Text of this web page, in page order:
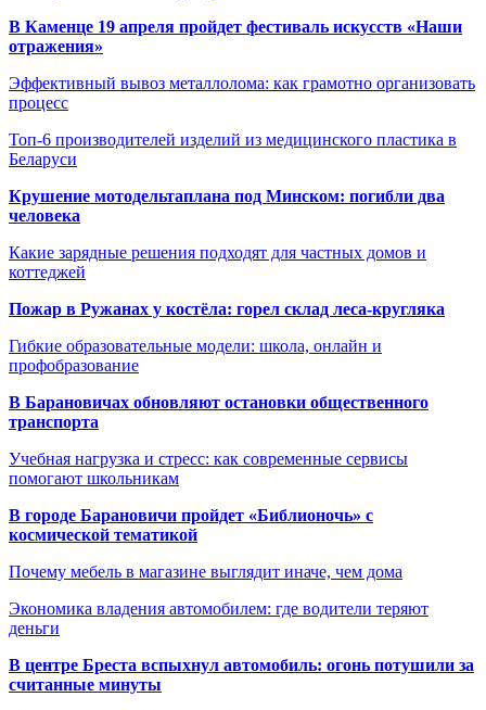
В Каменце 19 апреля пройдет фестиваль искусств «Наши
отражения»
Эффективный вывоз металлолома: как грамотно организовать
процесс
Топ-6 производителей изделий из медицинского пластика в
Беларуси
Крушение мотодельтаплана под Минском: погибли два
человека
Какие зарядные решения подходят для частных домов и
коттеджей
Пожар в Ружанах у костёла: горел склад леса-кругляка
Гибкие образовательные модели: школа, онлайн и
профобразование
В Барановичах обновляют остановки общественного
транспорта
Учебная нагрузка и стресс: как современные сервисы
помогают школьникам
В городе Барановичи пройдет «Библионочь» с
космической тематикой
Почему мебель в магазине выглядит иначе, чем дома
Экономика владения автомобилем: где водители теряют
деньги
В центре Бреста вспыхнул автомобиль: огонь потушили за
считанные минуты